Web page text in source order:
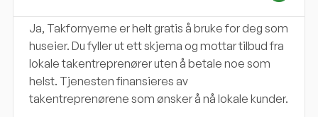
Ja, Takfornyerne er helt gratis å bruke for deg som
huseier. Du fyller ut ett skjema og mottar tilbud fra
lokale takentreprenører uten å betale noe som
helst. Tjenesten finansieres av
takentreprenørene som ønsker å nå lokale kunder.